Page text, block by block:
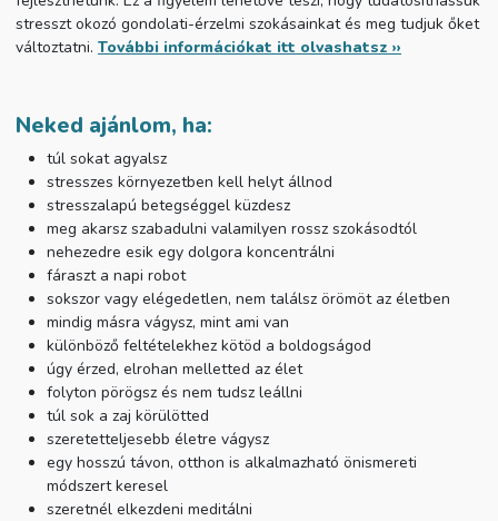
stresszt okozó gondolati-érzelmi szokásainkat és meg tudjuk őket
változtatni. További információkat itt olvashatsz ››
Neked ajánlom, ha:
túl sokat agyalsz
stresszes környezetben kell helyt állnod
stresszalapú betegséggel küzdesz
meg akarsz szabadulni valamilyen rossz szokásodtól
nehezedre esik egy dolgora koncentrálni
fáraszt a napi robot
sokszor vagy elégedetlen, nem találsz örömöt az életben
mindig másra vágysz, mint ami van
különböző feltételekhez kötöd a boldogságod
úgy érzed, elrohan melletted az élet
folyton pörögsz és nem tudsz leállni
túl sok a zaj körülötted
szeretetteljesebb életre vágysz
egy hosszú távon, otthon is alkalmazható önismereti
módszert keresel
szeretnél elkezdeni meditálni